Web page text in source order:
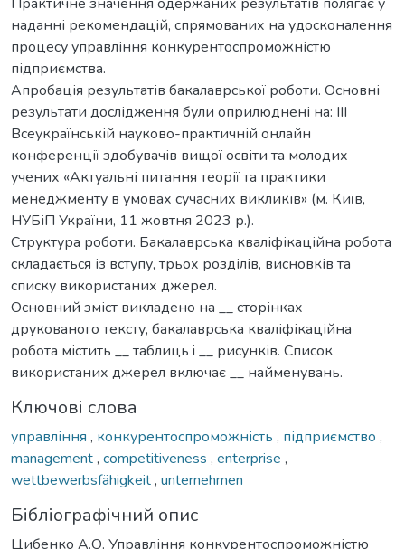
наданні рекомендацій, спрямованих на удосконалення
процесу управління конкурентоспроможністю
підприємства.
Апробація результатів бакалаврської роботи. Основні
результати дослідження були оприлюднені на: ІІІ
Всеукраїнській науково-практичній онлайн
конференції здобувачів вищої освіти та молодих
учених «Актуальні питання теорії та практики
менеджменту в умовах сучасних викликів» (м. Київ,
НУБіП України, 11 жовтня 2023 р.).
Структура роботи. Бакалаврська кваліфікаційна робота
складається із вступу, трьох розділів, висновків та
списку використаних джерел.
Основний зміст викладено на __ сторінках
друкованого тексту, бакалаврська кваліфікаційна
робота містить __ таблиць i __ рисунків. Список
використаних джерел включає __ найменувань.
Ключові слова
управління , конкурентоспроможність , підприємство ,
management, competitiveness , enterprise ,
wettbewerbsfähigkeit, unternehmen
Бібліографічний опис
Цибенко А.О. Управління конкурентоспроможністю